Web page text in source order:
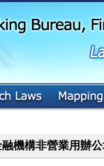
融機構非營業用辦